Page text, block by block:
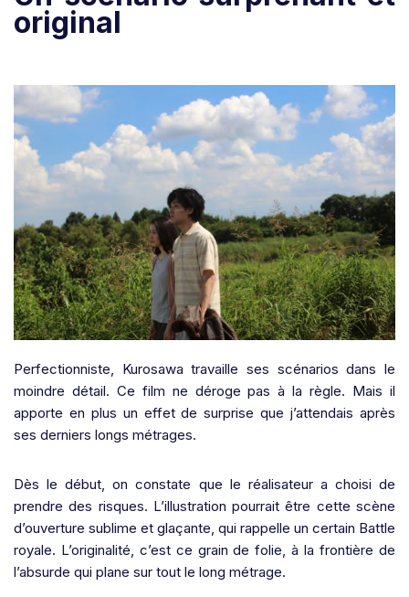
original
Perfectionniste, Kurosawa travaille ses scénarios dans le
moindre détail. Ce film ne déroge pas à la règle. Mais il
apporte en plus un effet de surprise que j’attendais après
ses derniers longs métrages.
Dès le début, on constate que le réalisateur a choisi de
prendre des risques. L’illustration pourrait être cette scène
d’ouverture sublime et glaçante, qui rappelle un certain Battle
royale. L’originalité, c’est ce grain de folie, à la frontière de
l’absurde qui plane sur tout le long métrage.